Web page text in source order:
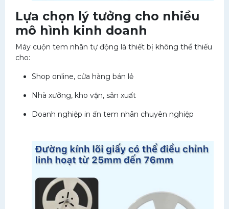
Lựa chọn lý tưởng cho nhiều
mô hình kinh doanh
Máy cuộn tem nhãn tự động là thiết bị không thể thiếu
cho:
Shop online, cửa hàng bán lẻ
Nhà xưởng, kho vận, sản xuất
Doanh nghiệp in ấn tem nhãn chuyên nghiệp